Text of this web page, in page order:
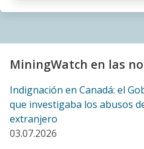
Argentina, Comunidades
BLOG ENTRY
Comunidades indígenas y
le dicen a la embajada
Libre Comercio entre
MiningWatch en las
Indignación en Canadá: el
que investigaba los abusos
extranjero
03.07.2026